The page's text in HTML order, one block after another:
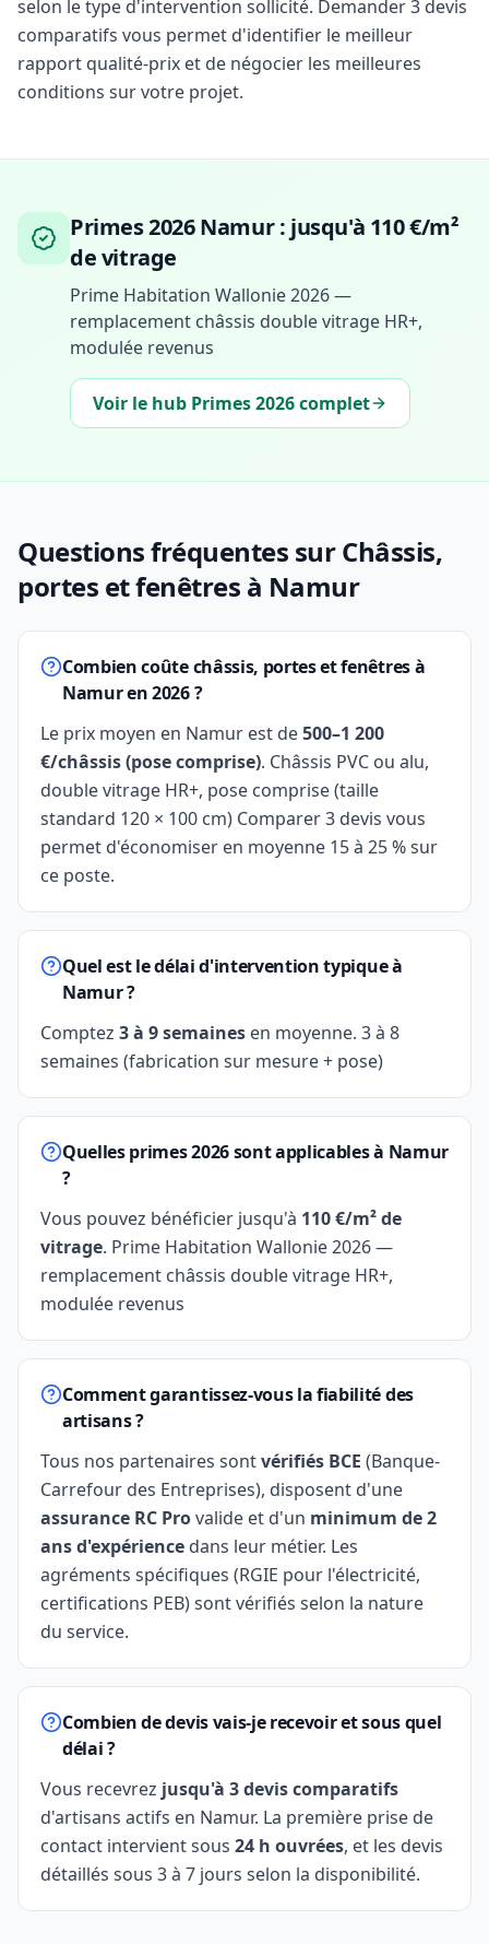
selon le type d'intervention sollicité. Demander 3 devis
comparatifs vous permet d'identifier le meilleur
rapport qualité-prix et de négocier les meilleures
conditions sur votre projet.
Primes 2026 Namur : jusqu'à 110 €/m²
de vitrage
Prime Habitation Wallonie 2026 —
remplacement châssis double vitrage HR+,
modulée revenus
Voir le hub Primes 2026 complet
Questions fréquentes sur Châssis,
portes et fenêtres à Namur
Combien coûte châssis, portes et fenêtres à
Namur en 2026 ?
Le prix moyen en Namur est de500–1 200
€/châssis (pose comprise). Châssis PVC ou alu,
double vitrage HR+, pose comprise (taille
standard 120 × 100 cm) Comparer 3 devis vous
permet d'économiser en moyenne 15 à 25 % sur
ce poste.
Quel est le délai d'intervention typique à
Namur ?
Comptez 3 à 9 semaines en moyenne. 3 à 8
semaines (fabrication sur mesure + pose)
Quelles primes 2026 sont applicables à Namur
?
Vous pouvez bénéficier jusqu'à 110 €/m² de
vitrage. Prime Habitation Wallonie 2026 —
remplacement châssis double vitrage HR+,
modulée revenus
Comment garantissez-vous la fiabilité des
artisans ?
Tous nos partenaires sontvérifiés BCE (Banque-
Carrefour des Entreprises), disposent d'une
assurance RC Provalide et d'un minimum de 2
ans d'expérience dans leur métier. Les
agréments spécifiques (RGIE pour l'électricité,
certifications PEB) sont vérifiés selon la nature
du service.
Combien de devis vais-je recevoir et sous quel
délai ?
Vous recevrez jusqu'à 3 devis comparatifs
d'artisans actifs en Namur. La première prise de
contact intervient sous 24 h ouvrées, et les devis
détaillés sous 3 à 7 jours selon la disponibilité.